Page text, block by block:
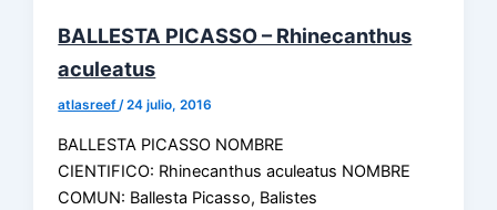
BALLESTA PICASSO – Rhinecanthus
aculeatus
atlasreef/24 julio, 2016
BALLESTA PICASSO NOMBRE
CIENTIFICO: Rhinecanthus aculeatus NOMBRE
COMUN: Ballesta Picasso, Balistes